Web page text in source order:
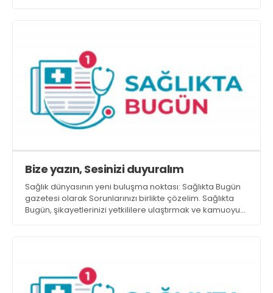
Bize yazın, Sesinizi duyuralım
Sağlık dünyasının yeni buluşma noktası: Sağlıkta Bugün
gazetesi olarak Sorunlarınızı birlikte çözelim. Sağlıkta
Bugün, şikayetlerinizi yetkililere ulaştırmak ve kamuoyu